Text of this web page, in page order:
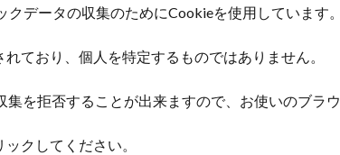
データの収集のためにCookieを使用しています。
ており、個人を特定するものではありません。
を拒否することが出来ますので、お使いのブラ
ックしてください。